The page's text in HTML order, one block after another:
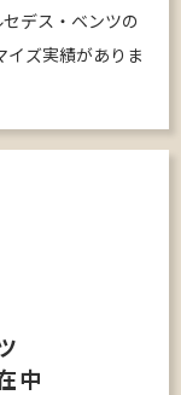
セデス・ベンツの
イズ実績がありま
中